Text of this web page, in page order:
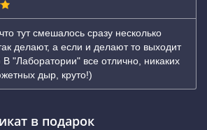
тут смешалось сразу несколько
делают, а если и делают то выходит
"Лаборатории" все отлично, никаких
дыр, круто!)
в подарок